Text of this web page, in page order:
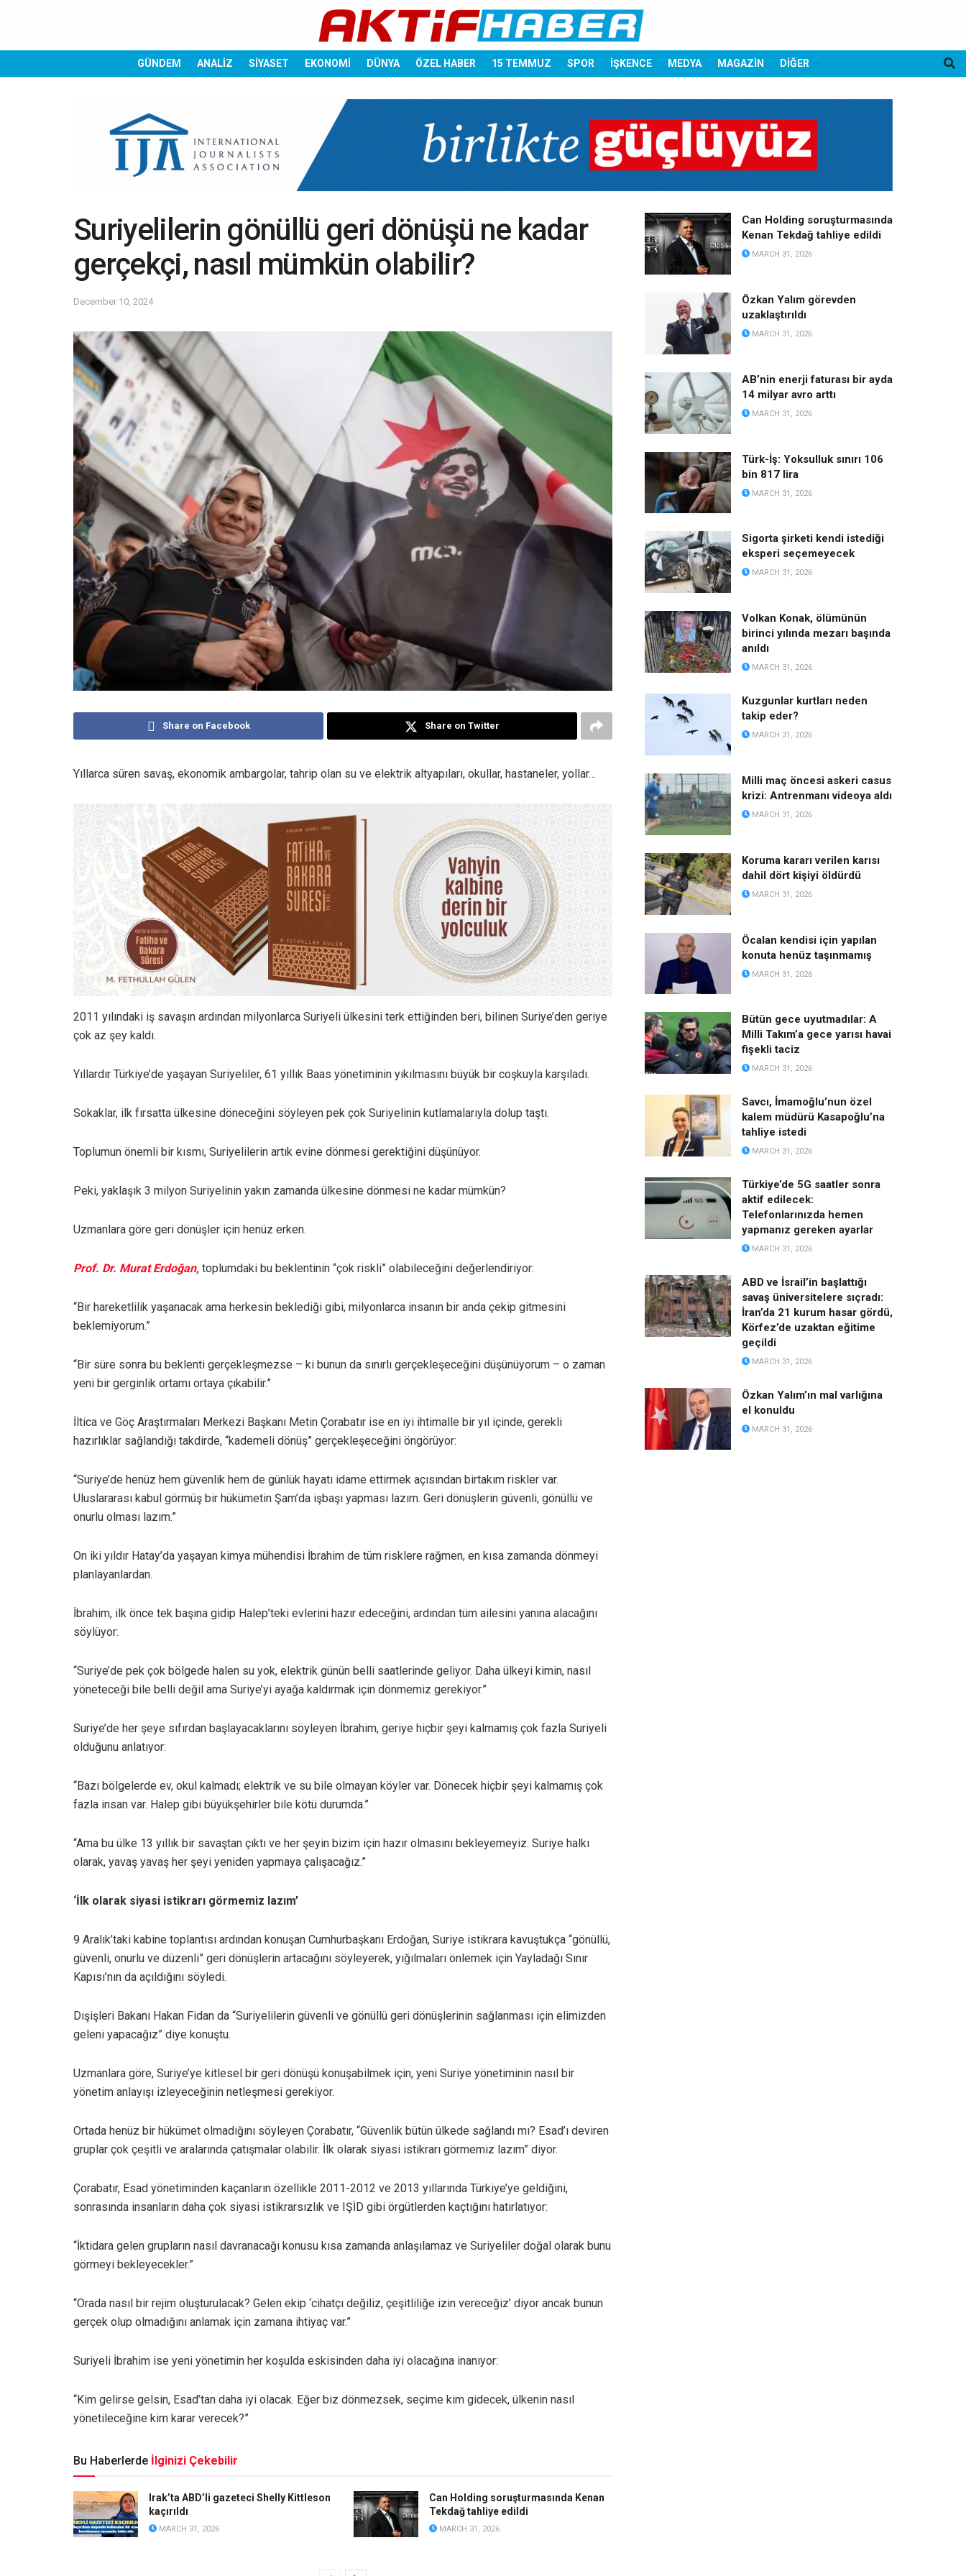
GÜNDEM ANALİZ SİYASET EKONOMİ DÜNYA ÖZEL HABER 15 TEMMUZ SPOR İŞKENCE MEDYA MAGAZİN DİĞER
Suriyelilerin gönüllü geri dönüşü ne kadar
gerçekçi, nasıl mümkün olabilir?
December 10, 2024
Share on Facebook Share on Twitter
Yıllarca süren savaş, ekonomik ambargolar, tahrip olan su ve elektrik altyapıları, okullar, hastaneler, yollar…
2011 yılındaki iş savaşın ardından milyonlarca Suriyeli ülkesini terk ettiğinden beri, bilinen Suriye’den geriye
çok az şey kaldı.
Yıllardır Türkiye’de yaşayan Suriyeliler, 61 yıllık Baas yönetiminin yıkılmasını büyük bir coşkuyla karşıladı.
Sokaklar, ilk fırsatta ülkesine döneceğini söyleyen pek çok Suriyelinin kutlamalarıyla dolup taştı.
Toplumun önemli bir kısmı, Suriyelilerin artık evine dönmesi gerektiğini düşünüyor.
Peki, yaklaşık 3 milyon Suriyelinin yakın zamanda ülkesine dönmesi ne kadar mümkün?
Uzmanlara göre geri dönüşler için henüz erken.
Prof. Dr. Murat Erdoğan, toplumdaki bu beklentinin “çok riskli” olabileceğini değerlendiriyor:
“Bir hareketlilik yaşanacak ama herkesin beklediği gibi, milyonlarca insanın bir anda çekip gitmesini
beklemiyorum.”
“Bir süre sonra bu beklenti gerçekleşmezse – ki bunun da sınırlı gerçekleşeceğini düşünüyorum – o zaman
yeni bir gerginlik ortamı ortaya çıkabilir.”
İltica ve Göç Araştırmaları Merkezi Başkanı Metin Çorabatır ise en iyi ihtimalle bir yıl içinde, gerekli
hazırlıklar sağlandığı takdirde, “kademeli dönüş” gerçekleşeceğini öngörüyor:
“Suriye’de henüz hem güvenlik hem de günlük hayatı idame ettirmek açısından birtakım riskler var.
Uluslararası kabul görmüş bir hükümetin Şam’da işbaşı yapması lazım. Geri dönüşlerin güvenli, gönüllü ve
onurlu olması lazım.”
On iki yıldır Hatay’da yaşayan kimya mühendisi İbrahim de tüm risklere rağmen, en kısa zamanda dönmeyi
planlayanlardan.
İbrahim, ilk önce tek başına gidip Halep’teki evlerini hazır edeceğini, ardından tüm ailesini yanına alacağını
söylüyor:
“Suriye’de pek çok bölgede halen su yok, elektrik günün belli saatlerinde geliyor. Daha ülkeyi kimin, nasıl
yöneteceği bile belli değil ama Suriye’yi ayağa kaldırmak için dönmemiz gerekiyor.”
Suriye’de her şeye sıfırdan başlayacaklarını söyleyen İbrahim, geriye hiçbir şeyi kalmamış çok fazla Suriyeli
olduğunu anlatıyor:
“Bazı bölgelerde ev, okul kalmadı; elektrik ve su bile olmayan köyler var. Dönecek hiçbir şeyi kalmamış çok
fazla insan var. Halep gibi büyükşehirler bile kötü durumda.”
“Ama bu ülke 13 yıllık bir savaştan çıktı ve her şeyin bizim için hazır olmasını bekleyemeyiz. Suriye halkı
olarak, yavaş yavaş her şeyi yeniden yapmaya çalışacağız.”
‘İlk olarak siyasi istikrarı görmemiz lazım’
9 Aralık’taki kabine toplantısı ardından konuşan Cumhurbaşkanı Erdoğan, Suriye istikrara kavuştukça “gönüllü,
güvenli, onurlu ve düzenli” geri dönüşlerin artacağını söyleyerek, yığılmaları önlemek için Yayladağı Sınır
Kapısı’nın da açıldığını söyledi.
Dışişleri Bakanı Hakan Fidan da “Suriyelilerin güvenli ve gönüllü geri dönüşlerinin sağlanması için elimizden
geleni yapacağız” diye konuştu.
Uzmanlara göre, Suriye’ye kitlesel bir geri dönüşü konuşabilmek için, yeni Suriye yönetiminin nasıl bir
yönetim anlayışı izleyeceğinin netleşmesi gerekiyor.
Ortada henüz bir hükümet olmadığını söyleyen Çorabatır, “Güvenlik bütün ülkede sağlandı mı? Esad’ı deviren
gruplar çok çeşitli ve aralarında çatışmalar olabilir. İlk olarak siyasi istikrarı görmemiz lazım” diyor.
Çorabatır, Esad yönetiminden kaçanların özellikle 2011-2012 ve 2013 yıllarında Türkiye’ye geldiğini,
sonrasında insanların daha çok siyasi istikrarsızlık ve IŞİD gibi örgütlerden kaçtığını hatırlatıyor:
“İktidara gelen grupların nasıl davranacağı konusu kısa zamanda anlaşılamaz ve Suriyeliler doğal olarak bunu
görmeyi bekleyecekler.”
“Orada nasıl bir rejim oluşturulacak? Gelen ekip ‘cihatçı değiliz, çeşitliliğe izin vereceğiz’ diyor ancak bunun
gerçek olup olmadığını anlamak için zamana ihtiyaç var.”
Suriyeli İbrahim ise yeni yönetimin her koşulda eskisinden daha iyi olacağına inanıyor:
“Kim gelirse gelsin, Esad’tan daha iyi olacak. Eğer biz dönmezsek, seçime kim gidecek, ülkenin nasıl
yönetileceğine kim karar verecek?”
Bu Haberlerde İlginizi Çekebilir
Irak’ta ABD’li gazeteci Shelly Kittleson
kaçırıldı
MARCH 31, 2026
Can Holding soruşturmasında Kenan
Tekdağ tahliye edildi
MARCH 31, 2026
Can Holding soruşturmasında
Kenan Tekdağ tahliye edildi
MARCH 31, 2026
Özkan Yalım görevden
uzaklaştırıldı
MARCH 31, 2026
AB’nin enerji faturası bir ayda
14 milyar avro arttı
MARCH 31, 2026
Türk-İş: Yoksulluk sınırı 106
bin 817 lira
MARCH 31, 2026
Sigorta şirketi kendi istediği
eksperi seçemeyecek
MARCH 31, 2026
Volkan Konak, ölümünün
birinci yılında mezarı başında
anıldı
MARCH 31, 2026
Kuzgunlar kurtları neden
takip eder?
MARCH 31, 2026
Milli maç öncesi askeri casus
krizi: Antrenmanı videoya aldı
MARCH 31, 2026
Koruma kararı verilen karısı
dahil dört kişiyi öldürdü
MARCH 31, 2026
Öcalan kendisi için yapılan
konuta henüz taşınmamış
MARCH 31, 2026
Bütün gece uyutmadılar: A
Milli Takım’a gece yarısı havai
fişekli taciz
MARCH 31, 2026
Savcı, İmamoğlu’nun özel
kalem müdürü Kasapoğlu’na
tahliye istedi
MARCH 31, 2026
Türkiye’de 5G saatler sonra
aktif edilecek:
Telefonlarınızda hemen
yapmanız gereken ayarlar
MARCH 31, 2026
ABD ve İsrail’in başlattığı
savaş üniversitelere sıçradı:
İran’da 21 kurum hasar gördü,
Körfez’de uzaktan eğitime
geçildi
MARCH 31, 2026
Özkan Yalım’ın mal varlığına
el konuldu
MARCH 31, 2026